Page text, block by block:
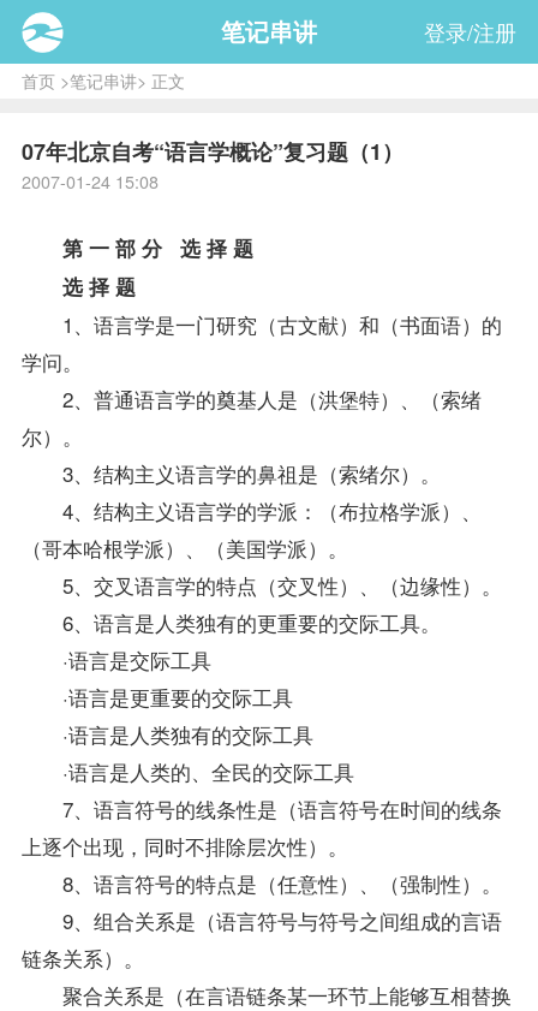
笔记串讲 登录/注册
首页>笔记串讲> 正文
07年北京自考“语言学概论”复习题（1）
2007-01-24 15:08
第 一 部 分 选 择 题
选 择 题
1、语言学是一门研究（古文献）和（书面语）的
学问。
2、普通语言学的奠基人是（洪堡特）、（索绪
尔）。
3、结构主义语言学的鼻祖是（索绪尔）。
4、结构主义语言学的学派：（布拉格学派）、
（哥本哈根学派）、（美国学派）。
5、交叉语言学的特点（交叉性）、（边缘性）。
6、语言是人类独有的更重要的交际工具。
·语言是交际工具
·语言是更重要的交际工具
·语言是人类独有的交际工具
·语言是人类的、全民的交际工具
7、语言符号的线条性是（语言符号在时间的线条
上逐个出现，同时不排除层次性）。
8、语言符号的特点是（任意性）、（强制性）。
9、组合关系是（语言符号与符号之间组成的言语
链条关系）。
聚合关系是（在言语链条某一环节上能够互相替换